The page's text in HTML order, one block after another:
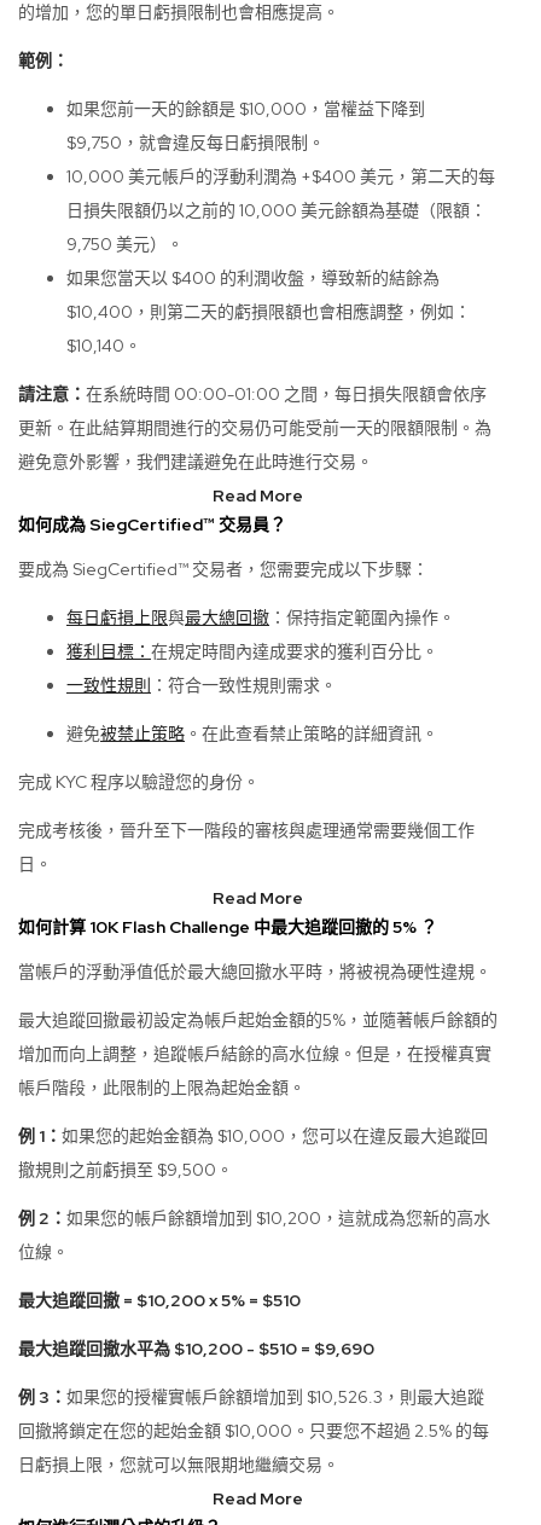
的增加，您的單日虧損限制也會相應提高。
範例：
如果您前一天的餘額是 $10,000，當權益下降到
$9,750，就會違反每日虧損限制。
10,000 美元帳戶的浮動利潤為 +$400 美元，第二天的每
日損失限額仍以之前的 10,000 美元餘額為基礎（限額：
9,750 美元）。
如果您當天以 $400 的利潤收盤，導致新的結餘為
$10,400，則第二天的虧損限額也會相應調整，例如：
$10,140。
請注意： 在系統時間 00:00-01:00 之間，每日損失限額會依序
更新。在此結算期間進行的交易仍可能受前一天的限額限制。為
避免意外影響，我們建議避免在此時進行交易。
Read More
如何成為 SiegCertified™ 交易員？
要成為 SiegCertified™ 交易者，您需要完成以下步驟：
每日虧損上限與最大總回撤 ：保持指定範圍內操作。
獲利目標： 在規定時間內達成要求的獲利百分比。
一致性規則 ：符合一致性規則需求。
避免被禁止策略 。在此查看禁止策略的詳細資訊。
完成 KYC 程序以驗證您的身份。
完成考核後，晉升至下一階段的審核與處理通常需要幾個工作
日。
Read More
如何計算 10K Flash Challenge 中最大追蹤回撤的 5% ？
當帳戶的浮動淨值低於最大總回撤水平時，將被視為硬性違規。
最大追蹤回撤最初設定為帳戶起始金額的5%，並隨著帳戶餘額的
增加而向上調整，追蹤帳戶結餘的高水位線。但是，在授權真實
帳戶階段，此限制的上限為起始金額。
例 1： 如果您的起始金額為 $10,000，您可以在違反最大追蹤回
撤規則之前虧損至 $9,500。
例 2： 如果您的帳戶餘額增加到 $10,200，這就成為您新的高水
位線。
最大追蹤回撤 = $10,200 x 5% = $510
最大追蹤回撤水平為 $10,200 - $510 = $9,690
例 3： 如果您的授權實帳戶餘額增加到 $10,526.3，則最大追蹤
回撤將鎖定在您的起始金額 $10,000。只要您不超過 2.5% 的每
日虧損上限，您就可以無限期地繼續交易。
Read More